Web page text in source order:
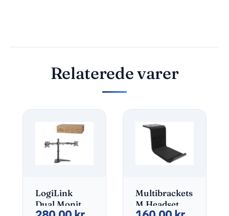
Relaterede varer
LogiLink
Dual Monitor
Multibrackets
M Headset